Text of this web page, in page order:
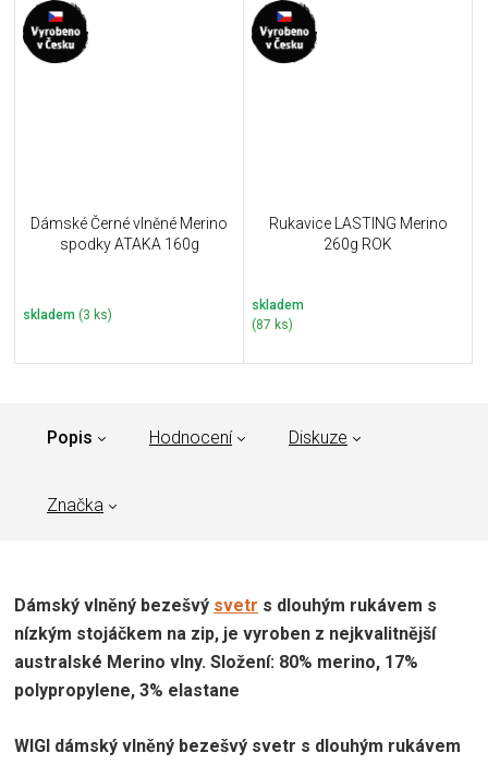
Dámské Černé vlněné Merino
spodky ATAKA 160g
skladem (3 ks)
Rukavice LASTING Merino
260g ROK
skladem
(87 ks)
Popis Hodnocení Diskuze
Značka
Dámský vlněný bezešvý svetr s dlouhým rukávem s
nízkým stojáčkem na zip, je vyroben z nejkvalitnější
australské Merino vlny. Složení: 80% merino, 17%
polypropylene, 3% elastane
WIGI dámský vlněný bezešvý svetr s dlouhým rukávem